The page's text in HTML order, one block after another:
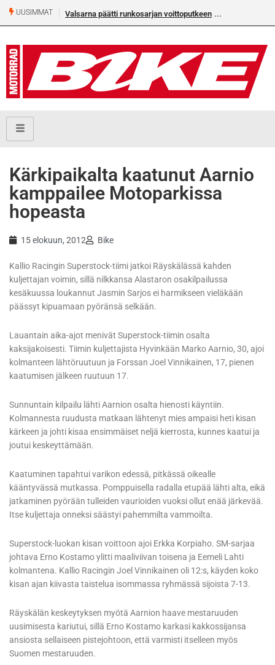
UUSIMMAT Valsarna päätti runkosarjan voittoputkeen
Kärkipaikalta kaatunut Aarnio
kamppailee Motoparkissa
hopeasta
15 elokuun, 2012 Bike
Kallio Racingin Superstock-tiimi jatkoi Räyskälässä kahden
kuljettajan voimin, sillä nilkkansa Alastaron osakilpailussa
kesäkuussa loukannut Jasmin Sarjos ei harmikseen vieläkään
päässyt kipuamaan pyöränsä selkään.
Lauantain aika-ajot menivät Superstock-tiimin osalta
kaksijakoisesti. Tiimin kuljettajista Hyvinkään Marko Aarnio, 30, ajoi
kolmanteen lähtöruutuun ja Forssan Joel Vinnikainen, 17, pienen
kaatumisen jälkeen ruutuun 17.
Sunnuntain kilpailu lähti Aarnion osalta hienosti käyntiin.
Kolmannesta ruudusta matkaan lähtenyt mies ampaisi heti kisan
kärkeen ja johti kisaa ensimmäiset neljä kierrosta, kunnes kaatui ja
joutui keskeyttämään.
Kaatuminen tapahtui varikon edessä, pitkässä oikealle
kääntyvässä mutkassa. Pomppuisella radalla etupää lähti alta, eikä
jatkaminen pyörään tulleiden vaurioiden vuoksi ollut enää järkevää.
Itse kuljettaja onneksi säästyi pahemmilta vammoilta.
Superstock-luokan kisan voittoon ajoi Erkka Korpiaho. SM-sarjaa
johtava Erno Kostamo ylitti maaliviivan toisena ja Eemeli Lahti
kolmantena. Kallio Racingin Joel Vinnikainen oli 12:s, käyden koko
kisan ajan kiivasta taistelua isommassa ryhmässä sijoista 7-13.
Räyskälän keskeytyksen myötä Aarnion haave mestaruuden
uusimisesta kariutui, sillä Erno Kostamo karkasi kakkossijansa
ansiosta sellaiseen pistejohtoon, että varmisti itselleen myös
Suomen mestaruuden.